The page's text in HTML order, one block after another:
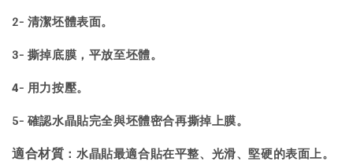
2- 清潔坯體表面。
3- 撕掉底膜，平放至坯體。
4- 用力按壓。
5- 確認水晶貼完全與坯體密合再撕掉上膜。
適合材質 ：水晶貼最適合貼在平整、光滑、堅硬的表面上。